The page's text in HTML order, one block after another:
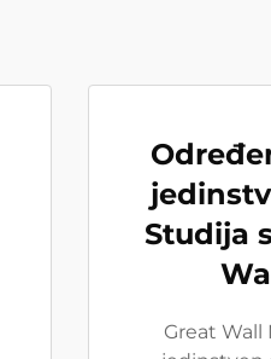
Studija
Great Wall